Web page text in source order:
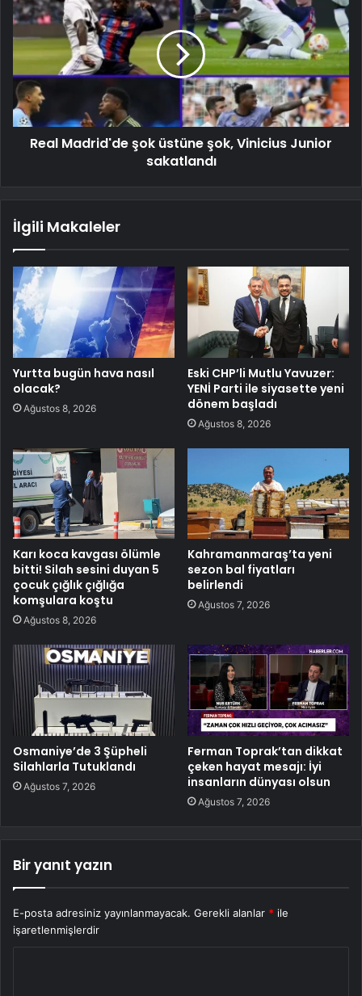
Real Madrid'de şok üstüne şok, Vinicius Junior
sakatlandı
İlgili Makaleler
Yurtta bugün hava nasıl
olacak?
Ağustos 8, 2026
Eski CHP’li Mutlu Yavuzer:
YENİ Parti ile siyasette yeni
dönem başladı
Ağustos 8, 2026
Karı koca kavgası ölümle
bitti! Silah sesini duyan 5
çocuk çığlık çığlığa
komşulara koştu
Ağustos 8, 2026
Kahramanmaraş’ta yeni
sezon bal fiyatları
belirlendi
Ağustos 7, 2026
Osmaniye’de 3 Şüpheli
Silahlarla Tutuklandı
Ağustos 7, 2026
Ferman Toprak’tan dikkat
çeken hayat mesajı: İyi
insanların dünyası olsun
Ağustos 7, 2026
Bir yanıt yazın
E-posta adresiniz yayınlanmayacak. Gerekli alanlar * ile
işaretlenmişlerdir